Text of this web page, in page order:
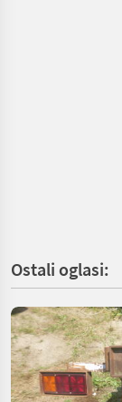
Ostali oglasi: